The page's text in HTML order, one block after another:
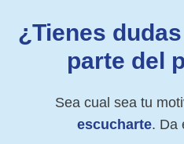
¿Tienes
parte del
Sea cual sea tu
escucharte. Da